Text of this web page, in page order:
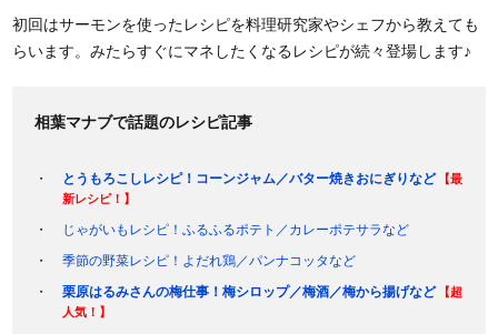
初回はサーモンを使ったレシピを料理研究家やシェフから教えても
らいます。みたらすぐにマネしたくなるレシピが続々登場します♪
相葉マナブで話題のレシピ記事
とうもろこしレシピ！コーンジャム／バター焼きおにぎりなど
【最
新レシピ！】
じゃがいもレシピ！ふるふるポテト／カレーポテサラなど
季節の野菜レシピ！よだれ鶏／パンナコッタなど
栗原はるみさんの梅仕事！梅シロップ／梅酒／梅から揚げなど
【超
人気！】